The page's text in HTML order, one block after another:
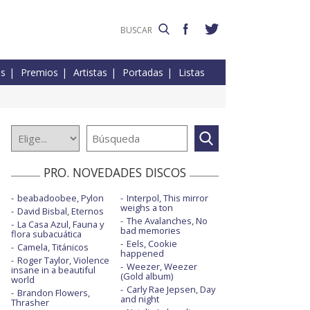
Premios Artistas Portadas Listas
PRO. NOVEDADES DISCOS
beabadoobee, Pylon
David Bisbal, Eternos
La Casa Azul, Fauna y
flora subacuática
Camela, Titánicos
Roger Taylor, Violence
insane in a beautiful
world
Brandon Flowers,
Thrasher
Interpol, This mirror
weighs a ton
The Avalanches, No
bad memories
Eels, Cookie
happened
Weezer, Weezer
(Gold album)
Carly Rae Jepsen, Day
and night